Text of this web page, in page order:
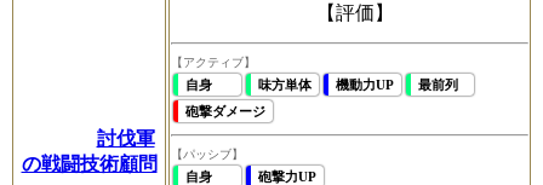
討伐軍
の戦闘技術顧問
【評価】
【アクティブ】
自身 味方単体 機動力UP
最前列
砲撃ダメージ
【パッシブ】
自身 砲撃力UP